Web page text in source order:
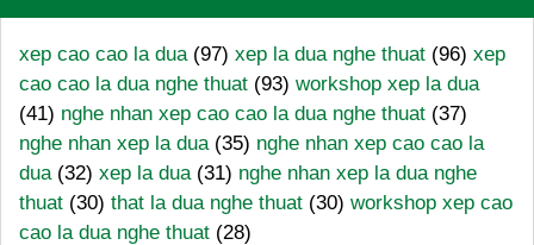
xep cao cao la dua (97) xep la dua nghe thuat (96) xep
cao cao la dua nghe thuat (93) workshop xep la dua
(41) nghe nhan xep cao cao la dua nghe thuat (37)
nghe nhan xep la dua (35) nghe nhan xep cao cao la
dua (32) xep la dua (31) nghe nhan xep la dua nghe
thuat (30) that la dua nghe thuat (30) workshop xep cao
cao la dua nghe thuat (28)